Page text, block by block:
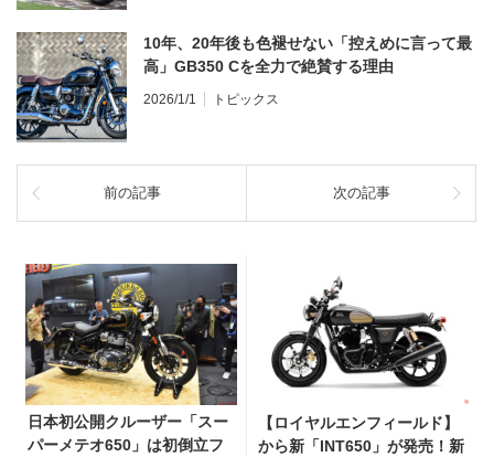
10年、20年後も色褪せない「控えめに言って最
高」GB350 Cを全力で絶賛する理由
2026/1/1 トピックス
前の記事 次の記事
日本初公開クルーザー「スー
パーメテオ650」は初倒立フ
【ロイヤルエンフィールド】
から新「INT650」が発売！新